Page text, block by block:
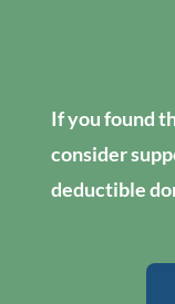
If you found
consider
deductible